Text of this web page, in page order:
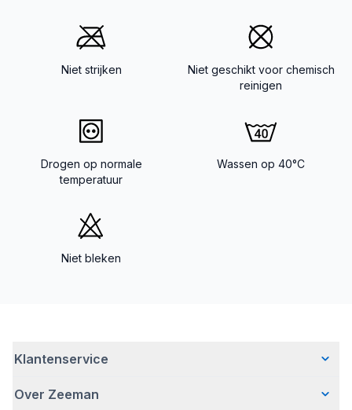
Niet strijken
Niet geschikt voor chemisch
reinigen
Drogen op normale
temperatuur
Wassen op 40°C
Niet bleken
Klantenservice
Veelgestelde vragen
Over Zeeman